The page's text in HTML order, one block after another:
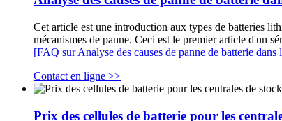
Cet article est une introduction aux types de batteries
mécanismes de panne. Ceci est le premier article d'un
[FAQ sur Analyse des causes de panne de batterie
Contact en ligne >>
Prix des cellules de batterie pour les